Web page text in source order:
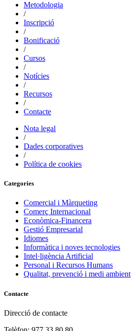
Metodologia
/
Inscripció
/
Bonificació
/
Cursos
/
Notícies
/
Recursos
/
Contacte
Nota legal
/
Dades corporatives
/
Política de cookies
Categories
Comercial i Màrqueting
Comerç Internacional
Econòmica-Financera
Gestió Empresarial
Idiomes
Informàtica i noves tecnologies
Intel·ligència Artificial
Personal i Recursos Humans
Qualitat, prevenció i medi ambient
Contacte
Direcció de contacte